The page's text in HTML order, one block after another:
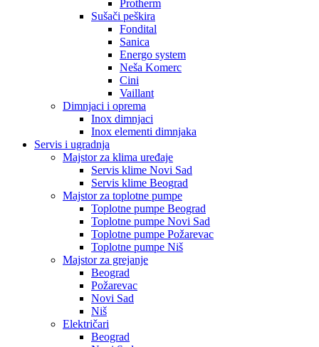
Protherm
Sušači peškira
Fondital
Sanica
Energo system
Neša Komerc
Cini
Vaillant
Dimnjaci i oprema
Inox dimnjaci
Inox elementi dimnjaka
Servis i ugradnja
Majstor za klima uređaje
Servis klime Novi Sad
Servis klime Beograd
Majstor za toplotne pumpe
Toplotne pumpe Beograd
Toplotne pumpe Novi Sad
Toplotne pumpe Požarevac
Toplotne pumpe Niš
Majstor za grejanje
Beograd
Požarevac
Novi Sad
Niš
Električari
Beograd